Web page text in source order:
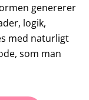
genererer
logik,
med naturligt
som man